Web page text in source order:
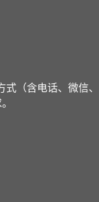
（含电话、微信、